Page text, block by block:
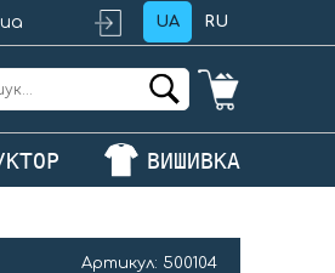
UA RU
ВИШИВКА
Артикул: 500104